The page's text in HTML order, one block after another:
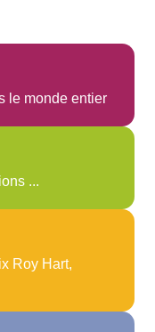
le monde entier
...
Roy Hart,